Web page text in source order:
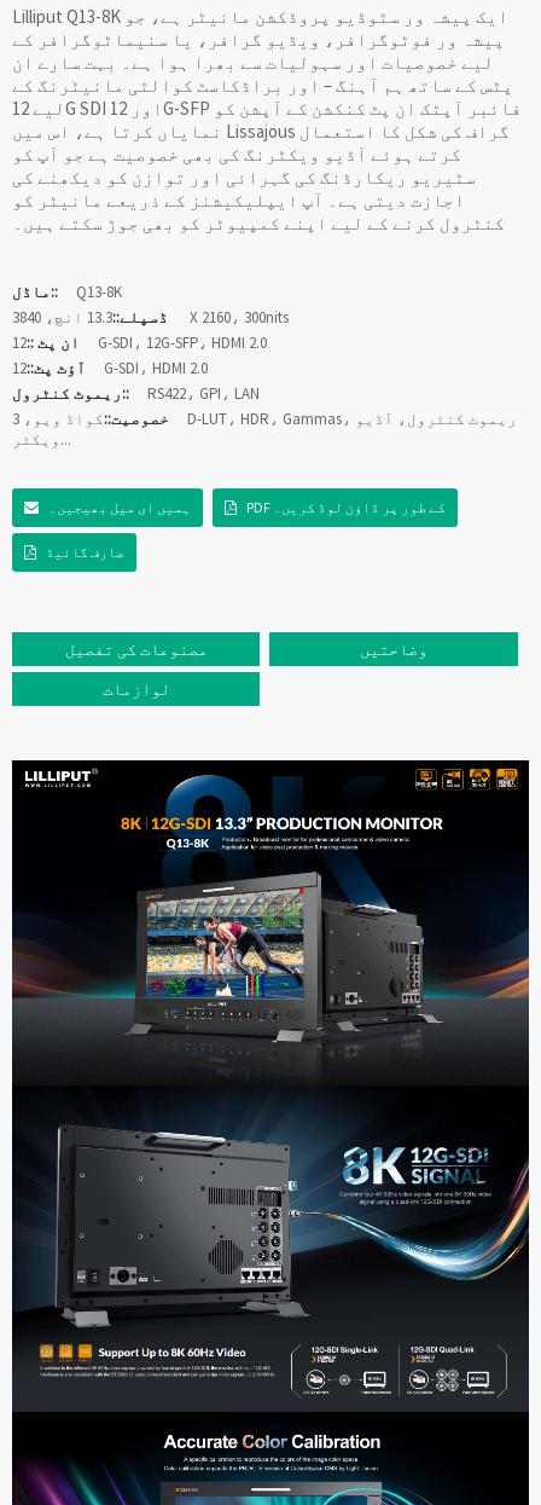
Lilliput Q13-8K ایک پیشہ ور سٹوڈیو پروڈکشن مانیٹر ہے، جو
پیشہ ور فوٹوگرافر، ویڈیو گرافر، یا سنیماٹوگرافر کے
لیے خصوصیات اور سہولیات سے بھرا ہوا ہے۔ بہت سارے ان
پٹس کے ساتھ ہم آہنگ – اور براڈکاسٹ کوالٹی مانیٹرنگ کے
لیے 12G SDI اور 12G-SFP فائبر آپٹک ان پٹ کنکشن کے آپشن کو
نمایاں کرتا ہے، اس میں Lissajous گراف کی شکل کا استعمال
کرتے ہوئے آڈیو ویکٹرنگ کی بھی خصوصیت ہے جو آپ کو
سٹیریو ریکارڈنگ کی گہرائی اور توازن کو دیکھنے کی
اجازت دیتی ہے۔ آپ ایپلیکیشنز کے ذریعے مانیٹر کو
کنٹرول کرنے کے لیے اپنے کمپیوٹر کو بھی جوڑ سکتے ہیں۔
ماڈل::
Q13-8K
ڈسپلے::
13.3 انچ، 3840 X 2160، 300nits
ان پٹ ::
12G-SDI، 12G-SFP، HDMI 2.0
آؤٹ پٹ::
12G-SDI، HDMI 2.0
ریموٹ کنٹرول::
RS422، GPI، LAN
خصوصیت::
کواڈ ویو، 3D-LUT، HDR، Gammas، ریموٹ کنٹرول، آڈیو
ویکٹر...
ہمیں ای میل بھیجیں۔ PDF کے طور پر ڈاؤن لوڈ کریں۔
صارف گائیڈ
مصنوعات کی تفصیل
وضاحتیں
لوازمات